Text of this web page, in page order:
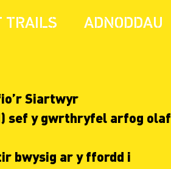
TRAILS ADNODDAU
Siartwyr
sef y gwrthryfel arfog olaf
bwysig ar y ffordd i